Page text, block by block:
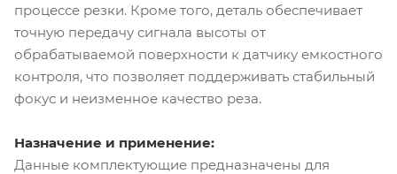
процессе резки. Кроме того, деталь обеспечивает
точную передачу сигнала высоты от
обрабатываемой поверхности к датчику емкостного
контроля, что позволяет поддерживать стабильный
фокус и неизменное качество реза.
Назначение и применение:
Данные комплектующие предназначены для